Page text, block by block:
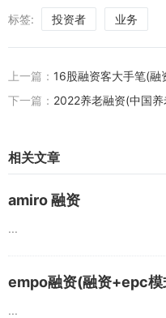
标签: 投资者 业务
上一篇： 16股融资客大手笔(融
下一篇： 2022养老融资(中国养
相关文章
amiro 融资
...
empo融资(融资+epc模
...